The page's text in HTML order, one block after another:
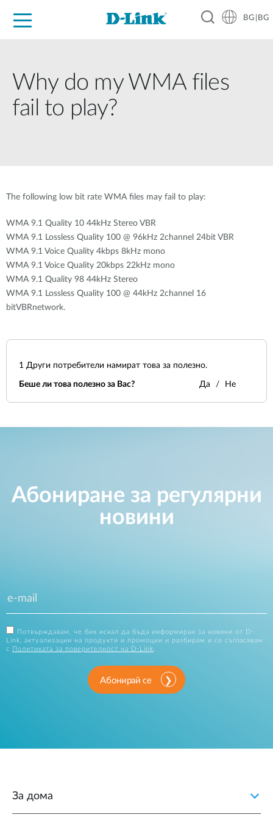
BG|BG
Why do my WMA files
fail to play?
The following low bit rate WMA files may fail to play:
WMA 9.1 Quality 10 44kHz Stereo VBR
WMA 9.1 Lossless Quality 100 @ 96kHz 2channel 24bit VBR
WMA 9.1 Voice Quality 4kbps 8kHz mono
WMA 9.1 Voice Quality 20kbps 22kHz mono
WMA 9.1 Quality 98 44kHz Stereo
WMA 9.1 Lossless Quality 100 @ 44kHz 2channel 16
bitVBRnetwork.
1 Други потребители намират това за полезно.
Беше ли това полезно за Вас? Да Не
Абониране за регулярни
новини
Потвърждавам, че бих искал да бъда информиран за новини от D-
Link, актуализации на продукти и промоции и разбирам и се съгласявам
с
Политиката за поверителност на D-Link
Абонирай се
За дома